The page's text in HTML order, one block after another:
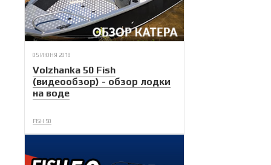
05 ИЮНЯ 2018
Volzhanka 50 Fish
(видеообзор) - обзор лодки
на воде
FISH 50